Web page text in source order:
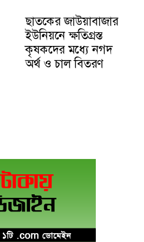
ছাতকের জাউয়াবাজার
ইউনিয়নে ক্ষতিগ্রস্ত
কৃষকদের মধ্যে নগদ
অর্থ ও চাল বিতরণ